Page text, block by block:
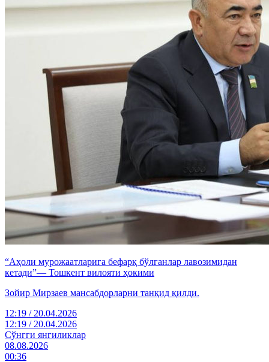
“Аҳоли мурожаатларига бефарқ бўлганлар лавозимидан
кетади”— Тошкент вилояти ҳокими
Зойир Мирзаев мансабдорларни танқид қилди.
12:19 / 20.04.2026
12:19 / 20.04.2026
Cўнгги янгиликлар
08.08.2026
00:36